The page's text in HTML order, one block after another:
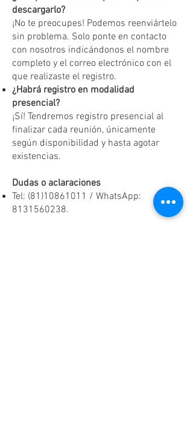
descargarlo?
¡No te preocupes! Podemos reenviártelo
sin problema. Solo ponte en contacto
con nosotros indicándonos el nombre
completo y el correo electrónico con el
que realizaste el registro.
¿Habrá registro en modalidad
presencial?
¡Sí! Tendremos registro presencial al
finalizar cada reunión, únicamente
según disponibilidad y hasta agotar
existencias.
Dudas o aclaraciones
Tel: (81)10861011 / WhatsApp:
8131560238.